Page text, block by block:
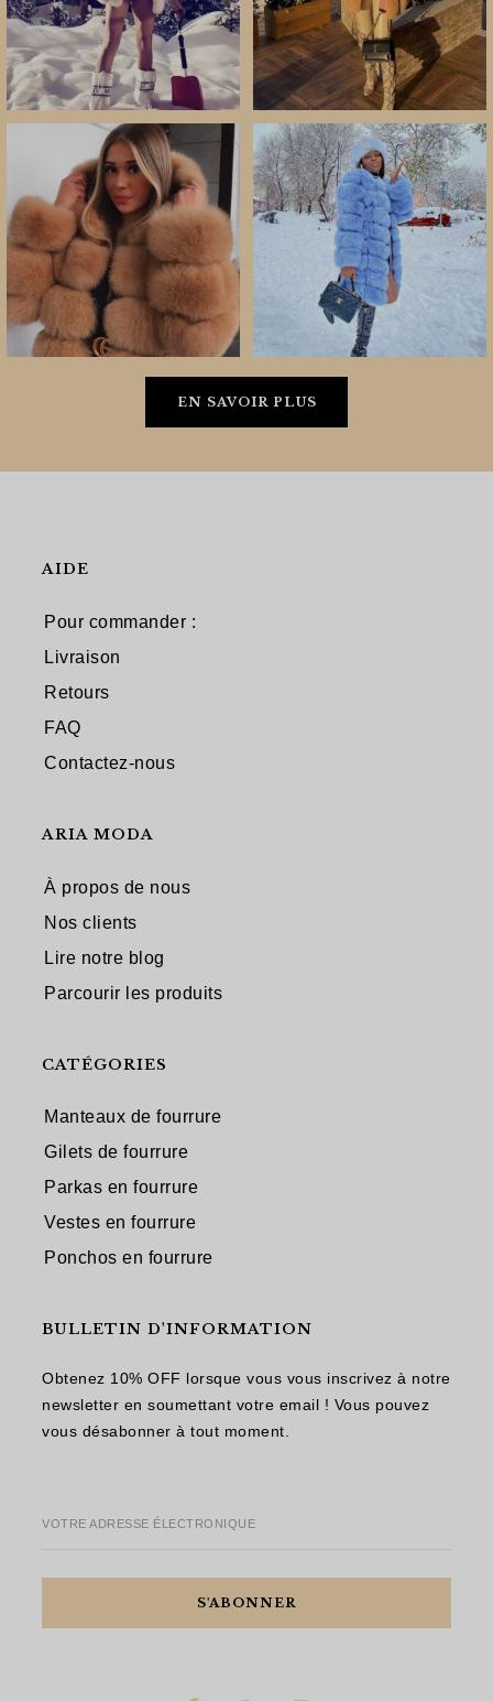
EN SAVOIR PLUS
AIDE
Pour commander :
Livraison
Retours
FAQ
Contactez-nous
ARIA MODA
À propos de nous
Nos clients
Lire notre blog
Parcourir les produits
CATÉGORIES
Manteaux de fourrure
Gilets de fourrure
Parkas en fourrure
Vestes en fourrure
Ponchos en fourrure
BULLETIN D'INFORMATION
Obtenez 10% OFF lorsque vous vous inscrivez à notre
newsletter en soumettant votre email ! Vous pouvez
vous désabonner à tout moment.
VOTRE ADRESSE ÉLECTRONIQUE